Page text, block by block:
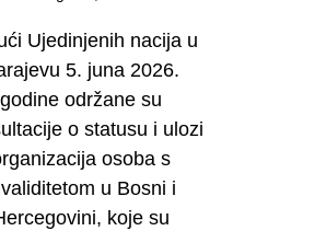
Ujedinjenih nacija u
5. juna 2026.
godine održane su
o statusu i ulozi
osoba s
u Bosni i
koje su